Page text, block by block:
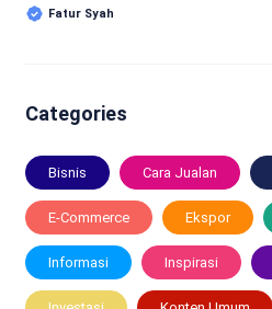
Fatur Syah
Categories
Bisnis Cara Jualan
E-Commerce Ekspor
Informasi Inspirasi